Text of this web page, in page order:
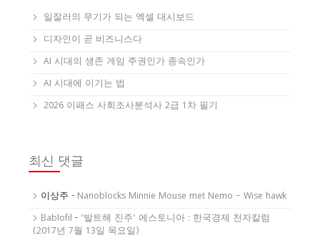
일잘러의 무기가 되는 엑셀 대시보드
디자인이 곧 비즈니스다
AI 시대의 생존 게임 주권인가 종속인가
AI 시대에 이기는 법
2026 이패스 사회조사분석사 2급 1차 필기
최신 댓글
이상주 - Nanoblocks Minnie Mouse met Nemo – Wise hawk
Bablofil - ‘발트해 진주’ 에스토니아 : 한국경제 천자칼럼
(2017년 7월 13일 목요일)